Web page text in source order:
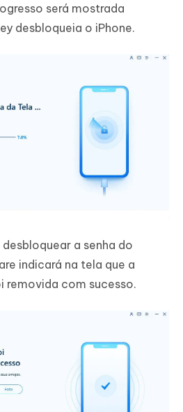
será mostrada
desbloqueia o iPhone.
a senha do
indicará na tela que a
removida com sucesso.